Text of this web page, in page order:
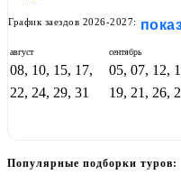
График заездов 2026-2027:
август
08, 10, 15, 17,
22, 24, 29, 31
сентябрь
05, 07, 12,
19, 21, 26,
Популярные подборки туров: